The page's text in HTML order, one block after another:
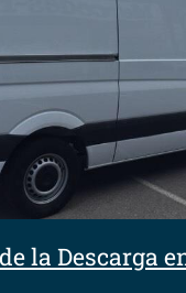
la Descarga